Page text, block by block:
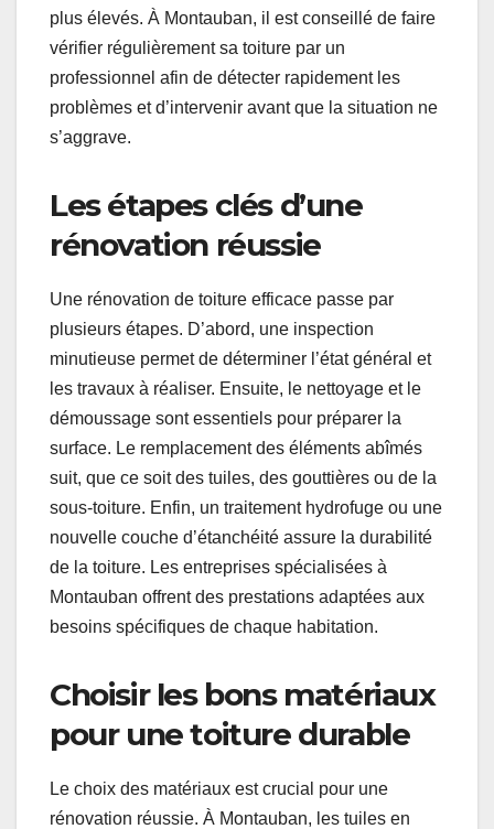
plus élevés. À Montauban, il est conseillé de faire
vérifier régulièrement sa toiture par un
professionnel afin de détecter rapidement les
problèmes et d’intervenir avant que la situation ne
s’aggrave.
Les étapes clés d’une
rénovation réussie
Une rénovation de toiture efficace passe par
plusieurs étapes. D’abord, une inspection
minutieuse permet de déterminer l’état général et
les travaux à réaliser. Ensuite, le nettoyage et le
démoussage sont essentiels pour préparer la
surface. Le remplacement des éléments abîmés
suit, que ce soit des tuiles, des gouttières ou de la
sous-toiture. Enfin, un traitement hydrofuge ou une
nouvelle couche d’étanchéité assure la durabilité
de la toiture. Les entreprises spécialisées à
Montauban offrent des prestations adaptées aux
besoins spécifiques de chaque habitation.
Choisir les bons matériaux
pour une toiture durable
Le choix des matériaux est crucial pour une
rénovation réussie. À Montauban, les tuiles en